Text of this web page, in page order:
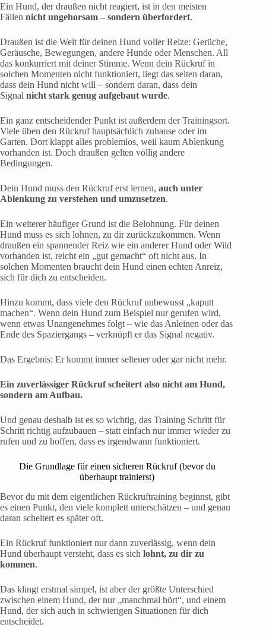
Ein Hund, der draußen nicht reagiert, ist in den meisten
Fällen nicht ungehorsam – sondern überfordert.
Draußen ist die Welt für deinen Hund voller Reize: Gerüche,
Geräusche, Bewegungen, andere Hunde oder Menschen. All
das konkurriert mit deiner Stimme. Wenn dein Rückruf in
solchen Momenten nicht funktioniert, liegt das selten daran,
dass dein Hund nicht will – sondern daran, dass dein
Signal nicht stark genug aufgebaut wurde.
Ein ganz entscheidender Punkt ist außerdem der Trainingsort.
Viele üben den Rückruf hauptsächlich zuhause oder im
Garten. Dort klappt alles problemlos, weil kaum Ablenkung
vorhanden ist. Doch draußen gelten völlig andere
Bedingungen.
Dein Hund muss den Rückruf erst lernen, auch unter
Ablenkung zu verstehen und umzusetzen.
Ein weiterer häufiger Grund ist die Belohnung. Für deinen
Hund muss es sich lohnen, zu dir zurückzukommen. Wenn
draußen ein spannender Reiz wie ein anderer Hund oder Wild
vorhanden ist, reicht ein „gut gemacht“ oft nicht aus. In
solchen Momenten braucht dein Hund einen echten Anreiz,
sich für dich zu entscheiden.
Hinzu kommt, dass viele den Rückruf unbewusst „kaputt
machen“. Wenn dein Hund zum Beispiel nur gerufen wird,
wenn etwas Unangenehmes folgt – wie das Anleinen oder das
Ende des Spaziergangs – verknüpft er das Signal negativ.
Das Ergebnis: Er kommt immer seltener oder gar nicht mehr.
Ein zuverlässiger Rückruf scheitert also nicht am Hund,
sondern am Aufbau.
Und genau deshalb ist es so wichtig, das Training Schritt für
Schritt richtig aufzubauen – statt einfach nur immer wieder zu
rufen und zu hoffen, dass es irgendwann funktioniert.
Die Grundlage für einen sicheren Rückruf (bevor du
überhaupt trainierst)
Bevor du mit dem eigentlichen Rückruftraining beginnst, gibt
es einen Punkt, den viele komplett unterschätzen – und genau
daran scheitert es später oft.
Ein Rückruf funktioniert nur dann zuverlässig, wenn dein
Hund überhaupt versteht, dass es sich lohnt, zu dir zu
kommen.
Das klingt erstmal simpel, ist aber der größte Unterschied
zwischen einem Hund, der nur „manchmal hört“, und einem
Hund, der sich auch in schwierigen Situationen für dich
entscheidet.